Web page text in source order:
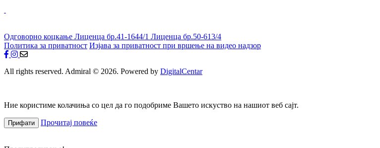
Одговорно коцкање Лиценца бр.41-1644/1 Лиценца бр.50-613/4
Политика за приватност Изјава за приватност при вршење на видео надзор
All rights reserved. Admiral © 2026. Powered by DigitalCentar
Ние користиме колачиња со цел да го подобриме Вашето искуство на нашиот веб сајт.
Прифати Прочитај повеќе